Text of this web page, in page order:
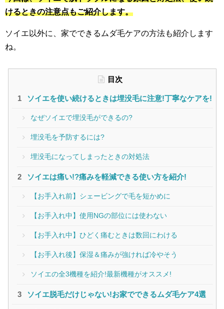
けるときの注意点もご紹介します。
ソイエ以外に、家でできるムダ毛ケアの方法も紹介します
ね。
目次
ソイエを使い続けるときは埋没毛に注意!丁寧なケアを!
なぜソイエで埋没毛ができるの?
埋没毛を予防するには?
埋没毛になってしまったときの対処法
ソイエは痛い!?痛みを軽減できる使い方を紹介!
【お手入れ前】シェービングで毛を短かめに
【お手入れ中】使用NGの部位には使わない
【お手入れ中】ひどく痛むときは数回にわける
【お手入れ後】保湿＆痛みが強ければ冷やそう
ソイエの全3機種を紹介!最新機種がオススメ!
ソイエ脱毛だけじゃない!お家でできるムダ毛ケア4選